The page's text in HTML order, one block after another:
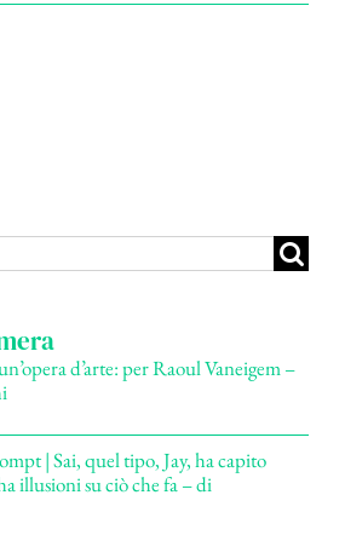
d’arte: per Raoul Vaneigem –
| Sai, quel tipo, Jay, ha capito
illusioni su ciò che fa – di